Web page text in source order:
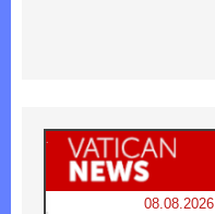
08.08.2026